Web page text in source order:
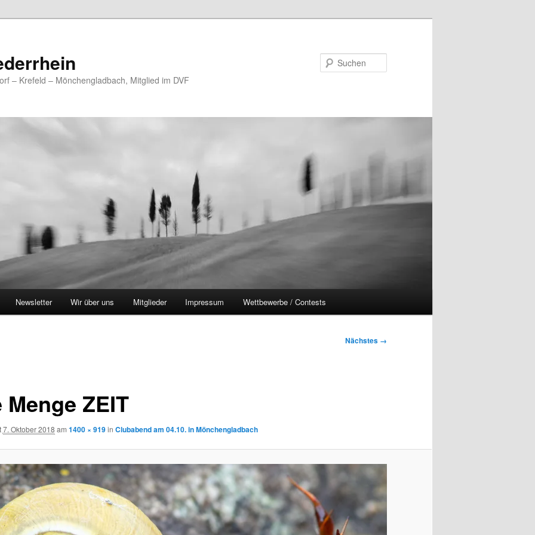
– Krefeld – Mönchengladbach, Mitglied im DVF
Newsletter Wir über uns Mitglieder Impressum Wettbewerbe / Contests
Nächstes →
Menge ZEIT
7. Oktober 2018 am 1400 × 919in Clubabend am 04.10. in Mönchengladbach